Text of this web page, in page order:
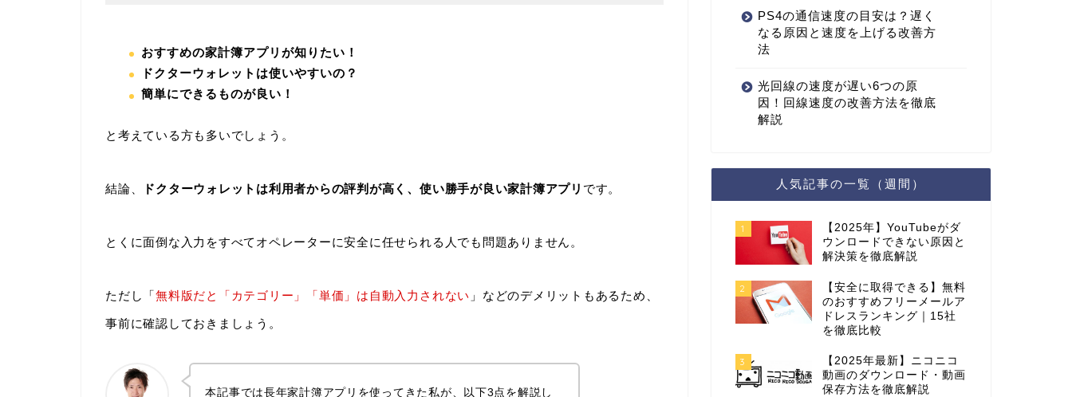
おすすめの家計簿アプリが知りたい！
ドクターウォレットは使いやすいの？
簡単にできるものが良い！
と考えている方も多いでしょう。
結論、 ドクターウォレットは利用者からの評判が高く、使い勝手が良い家計簿アプリ です。
とくに面倒な入力をすべてオペレーターに安全に任せられる人でも問題ありません。
ただし「無料版だと「カテゴリー」「単価」は自動入力されない 」などのデメリットもあるため、
事前に確認しておきましょう。
本記事では長年家計簿アプリを使ってきた私が、以下3点を解説し
PS4の通信速度の目安は？遅く
なる原因と速度を上げる改善方
法
光回線の速度が遅い6つの原
因！回線速度の改善方法を徹底
解説
人気記事の一覧（週間）
1
【2025年】YouTubeがダ
ウンロードできない原因と
解決策を徹底解説
2
【安全に取得できる】無料
のおすすめフリーメールア
ドレスランキング｜15社
を徹底比較
3
【2025年最新】ニコニコ
動画のダウンロード・動画
保存方法を徹底解説